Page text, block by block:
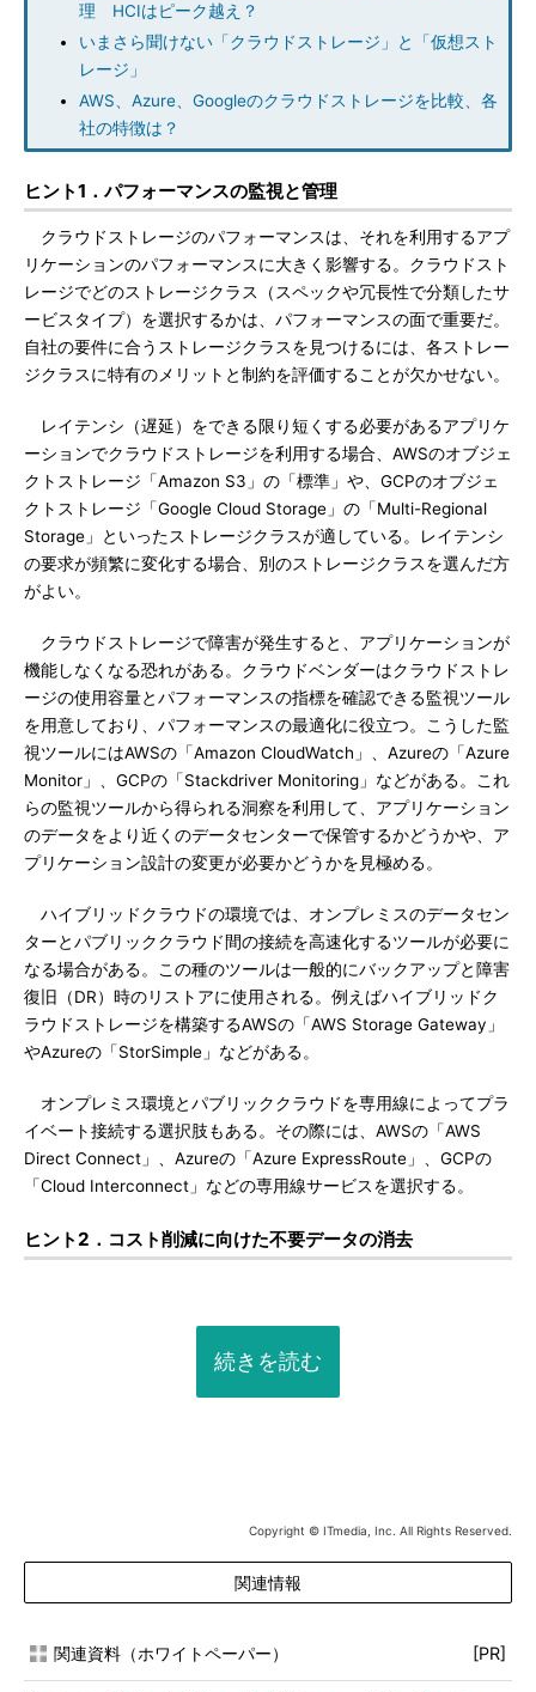
理 HCIはピーク越え？
いまさら聞けない「クラウドストレージ」と「仮想スト
レージ」
AWS、Azure、Googleのクラウドストレージを比較、各
社の特徴は？
ヒント1．パフォーマンスの監視と管理
クラウドストレージのパフォーマンスは、それを利用するアプ
リケーションのパフォーマンスに大きく影響する。クラウドスト
レージでどのストレージクラス（スペックや冗長性で分類したサ
ービスタイプ）を選択するかは、パフォーマンスの面で重要だ。
自社の要件に合うストレージクラスを見つけるには、各ストレー
ジクラスに特有のメリットと制約を評価することが欠かせない。
レイテンシ（遅延）をできる限り短くする必要があるアプリケ
ーションでクラウドストレージを利用する場合、AWSのオブジェ
クトストレージ「Amazon S3」の「標準」や、GCPのオブジェ
クトストレージ「Google Cloud Storage」の「Multi-Regional
Storage」といったストレージクラスが適している。レイテンシ
の要求が頻繁に変化する場合、別のストレージクラスを選んだ方
がよい。
クラウドストレージで障害が発生すると、アプリケーションが
機能しなくなる恐れがある。クラウドベンダーはクラウドストレ
ージの使用容量とパフォーマンスの指標を確認できる監視ツール
を用意しており、パフォーマンスの最適化に役立つ。こうした監
視ツールにはAWSの「Amazon CloudWatch」、Azureの「Azure
Monitor」、GCPの「Stackdriver Monitoring」などがある。これ
らの監視ツールから得られる洞察を利用して、アプリケーション
のデータをより近くのデータセンターで保管するかどうかや、ア
プリケーション設計の変更が必要かどうかを見極める。
ハイブリッドクラウドの環境では、オンプレミスのデータセン
ターとパブリッククラウド間の接続を高速化するツールが必要に
なる場合がある。この種のツールは一般的にバックアップと障害
復旧（DR）時のリストアに使用される。例えばハイブリッドク
ラウドストレージを構築するAWSの「AWS Storage Gateway」
やAzureの「StorSimple」などがある。
オンプレミス環境とパブリッククラウドを専用線によってプラ
イベート接続する選択肢もある。その際には、AWSの「AWS
Direct Connect」、Azureの「Azure ExpressRoute」、GCPの
「Cloud Interconnect」などの専用線サービスを選択する。
ヒント2．コスト削減に向けた不要データの消去
続きを読む
Copyright © ITmedia, Inc. All Rights Reserved.
関連情報
関連資料（ホワイトペーパー） [PR]